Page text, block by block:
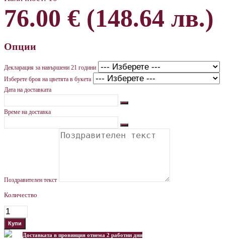
76.00 € (148.64 лв.)
Опции
Декларация за навършени 21 години
Изберете броя на цветята в букета
Дата на доставката
Време на доставка
Поздравителен текст
Количество
Доставката в провинция отнема 2 работни дни